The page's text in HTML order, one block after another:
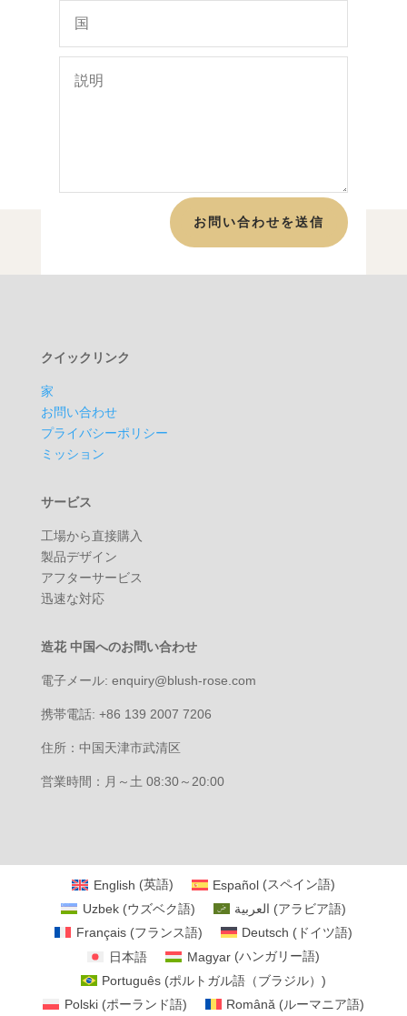
お問い合わせを送信
クイックリンク
家
お問い合わせ
プライバシーポリシー
ミッション
サービス
工場から直接購入
製品デザイン
アフターサービス
迅速な対応
造花 中国へのお問い合わせ
電子メール: enquiry@blush-rose.com
携帯電話: +86 139 2007 7206
住所：中国天津市武清区
営業時間：月～土 08:30～20:00
English (英語) Español (スペイン語)
Uzbek(ウズベク語) العربية (アラビア語)
Français(フランス語) Deutsch ( ドイツ語)
日本語
Magyar(ハンガリー語)
Português (ポルトガル語（ブラジル）)
Polski(ポーランド語) Română (ルーマニア語)